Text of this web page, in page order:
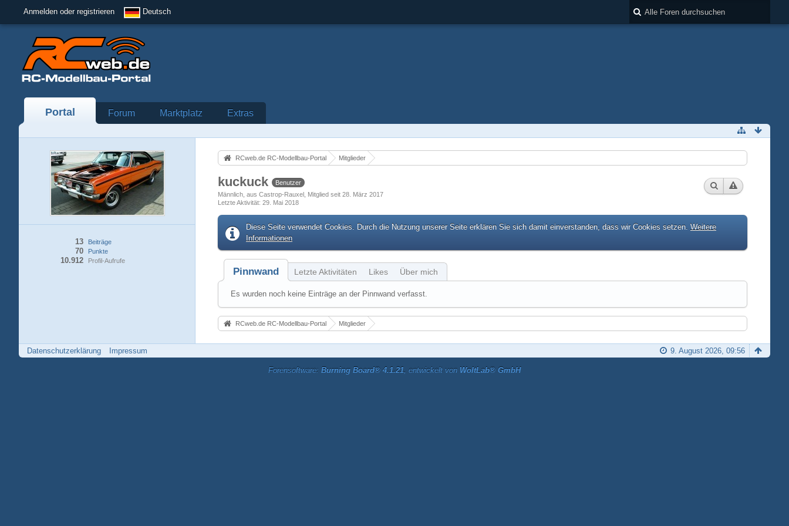
Anmelden oder registrieren Deutsch
Portal Forum Marktplatz Extras
Beiträge
13
Punkte
70
Profil-Aufrufe
10.912
RCweb.de RC-Modellbau-Portal Mitglieder
kuckuck
Benutzer
Männlich aus Castrop-Rauxel Mitglied seit 28. März 2017
Letzte Aktivität 29. Mai 2018
Diese Seite verwendet Cookies. Durch die Nutzung unserer Seite erklären Sie sich damit einverstanden, dass wir Cookies setzen. Weitere
Informationen
Pinnwand Letzte Aktivitäten Likes Über mich
Es wurden noch keine Einträge an der Pinnwand verfasst.
RCweb.de RC-Modellbau-Portal Mitglieder
Datenschutzerklärung Impressum 9. August 2026, 09:56
Forensoftware: Burning Board® 4.1.21, entwickelt von WoltLab® GmbH